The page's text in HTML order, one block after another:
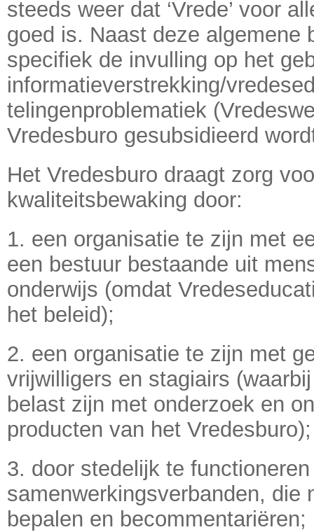
steeds weer dat ‘Vrede’ voor
goed is. Naast deze algemene
specifiek de invulling op het
informatieverstrekking/
telingenproblematiek
Vredesburo gesubsidieerd
Het Vredesburo draagt zorg
kwaliteitsbewaking door:
1. een organisatie te zijn met
een bestuur bestaande uit
onderwijs (omdat
het beleid);
2. een organisatie te zijn met
vrijwilligers en stagiairs
belast zijn met onderzoek en
producten van het Vredesburo);
3. door stedelijk te
samenwerkingsverbanden, die
bepalen en becommentariëren;